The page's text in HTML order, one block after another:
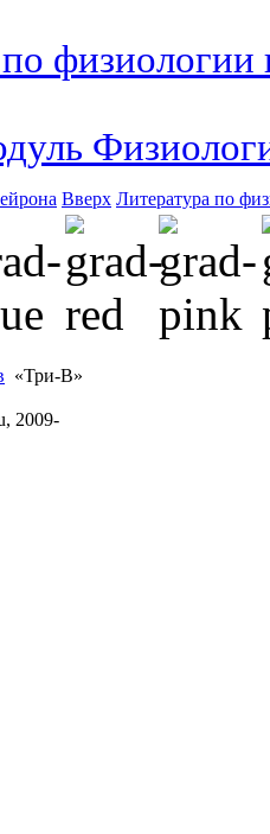
Вверх Литература по
«Три-В»
2009-